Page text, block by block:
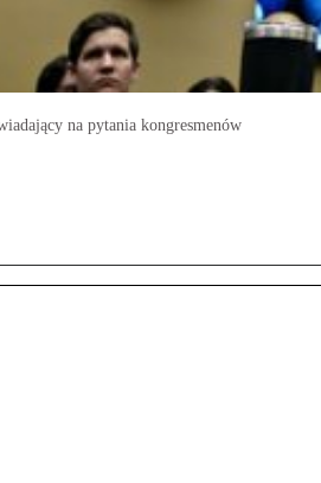
na pytania kongresmenów